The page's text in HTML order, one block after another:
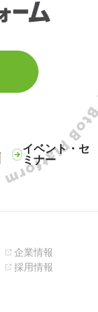
イベント・セ
ミナー
企業情報
採用情報